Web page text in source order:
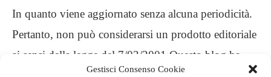
Gestisci Consenso Cookie
In quanto viene aggiornato senza alcuna periodicità.
Pertanto, non può considerarsi un prodotto editoriale
ai sensi della legge del 7/03/2001 Questo blog ha